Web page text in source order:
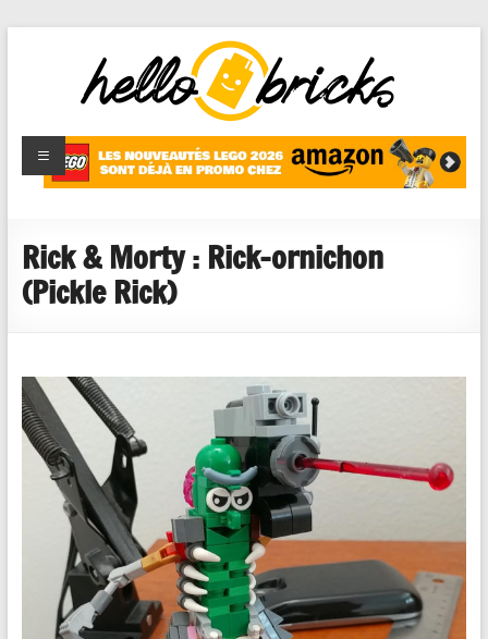
HelloBricks
Blog LEGO,
nouveaut�s
reviews
Rick & Morty : Rick-ornichon
(Pickle Rick)